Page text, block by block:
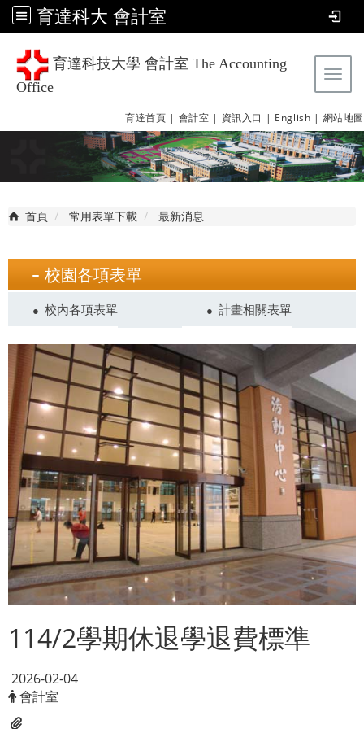
育達科大 會計室
育達科技大學 會計室 The Accounting
Office
育達首頁 | 會計室 | 資訊入口 | English | 網站地圖
首頁 常用表單下載 最新消息
校園各項表單
校內各項表單 計畫相關表單
114/2學期休退學退費標準
2026-02-04
會計室